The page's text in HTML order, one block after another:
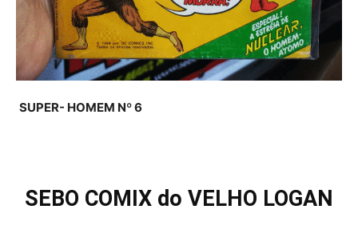
SUPER- HOMEM Nº 6
SEBO COMIX do VELHO LOGAN